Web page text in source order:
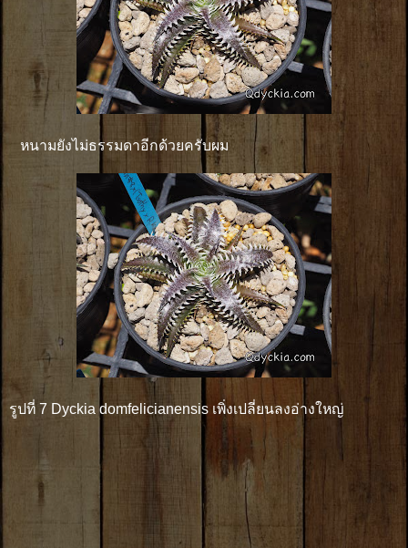
หนามยังไม่ธรรมดาอีกด้วยครับผม
รูปที่ 7 Dyckia domfelicianensis เพิ่งเปลี่ยนลงอ่างใหญ่